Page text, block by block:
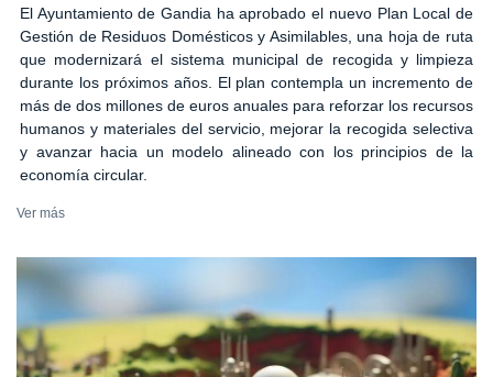
El Ayuntamiento de Gandia ha aprobado el nuevo Plan Local de
Gestión de Residuos Domésticos y Asimilables, una hoja de ruta
que modernizará el sistema municipal de recogida y limpieza
durante los próximos años. El plan contempla un incremento de
más de dos millones de euros anuales para reforzar los recursos
humanos y materiales del servicio, mejorar la recogida selectiva
y avanzar hacia un modelo alineado con los principios de la
economía circular.
Ver más